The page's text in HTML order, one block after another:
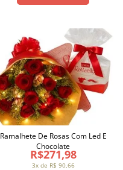
3x de R$ 90,66
R$271,98
Ramalhete De Rosas Com Led E
Chocolate